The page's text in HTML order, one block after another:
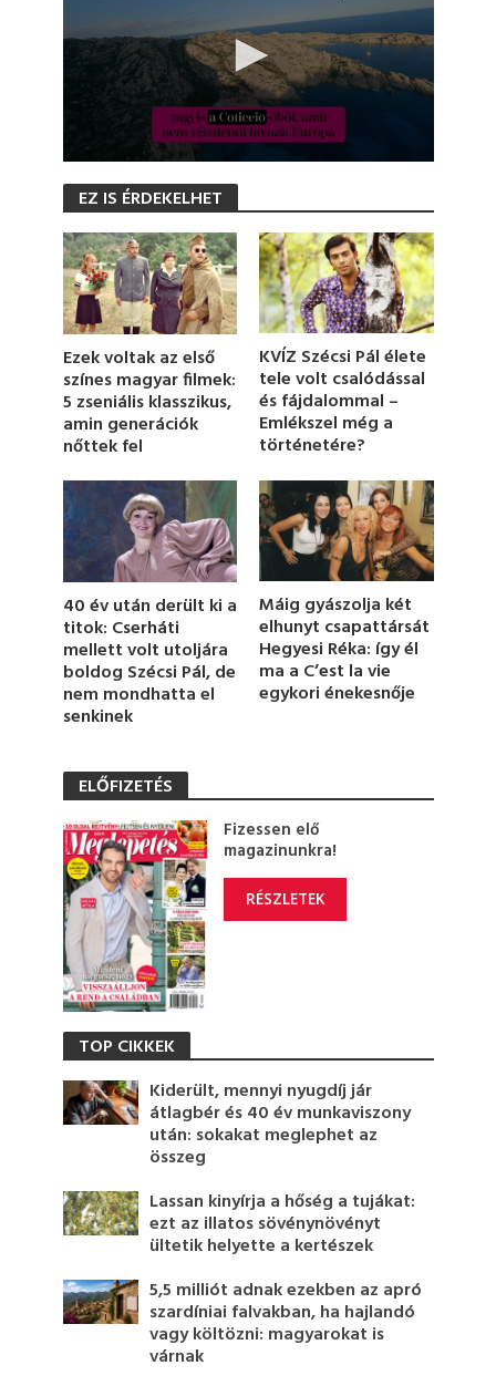
s
o
n
d
s
o
f
m
i
n
u
t
e
8
s
e
c
o
s
EZ IS ÉRDEKELHET
Ezek voltak az első
színes magyar filmek:
5 zseniális klasszikus,
amin generációk
nőttek fel
KVÍZ Szécsi Pál élete
tele volt csalódással
és fájdalommal –
Emlékszel még a
történetére?
40 év után derült ki a
titok: Cserháti
mellett volt utoljára
boldog Szécsi Pál, de
nem mondhatta el
senkinek
Máig gyászolja két
elhunyt csapattársát
Hegyesi Réka: így él
ma a C’est la vie
egykori énekesnője
ELŐFIZETÉS
Fizessen elő
magazinunkra!
RÉSZLETEK
TOP CIKKEK
Kiderült, mennyi nyugdíj jár
átlagbér és 40 év munkaviszony
után: sokakat meglephet az
összeg
Lassan kinyírja a hőség a tujákat:
ezt az illatos sövénynövényt
ültetik helyette a kertészek
5,5 milliót adnak ezekben az apró
szardíniai falvakban, ha hajlandó
vagy költözni: magyarokat is
várnak